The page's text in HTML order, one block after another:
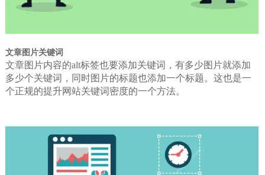
文章图片关键词
文章图片内容的alt标签也要添加关键词，有多少图片就添加
多少个关键词，同时图片的标题也添加一个标题。这也是一
个正规的提升网站关键词密度的一个方法。